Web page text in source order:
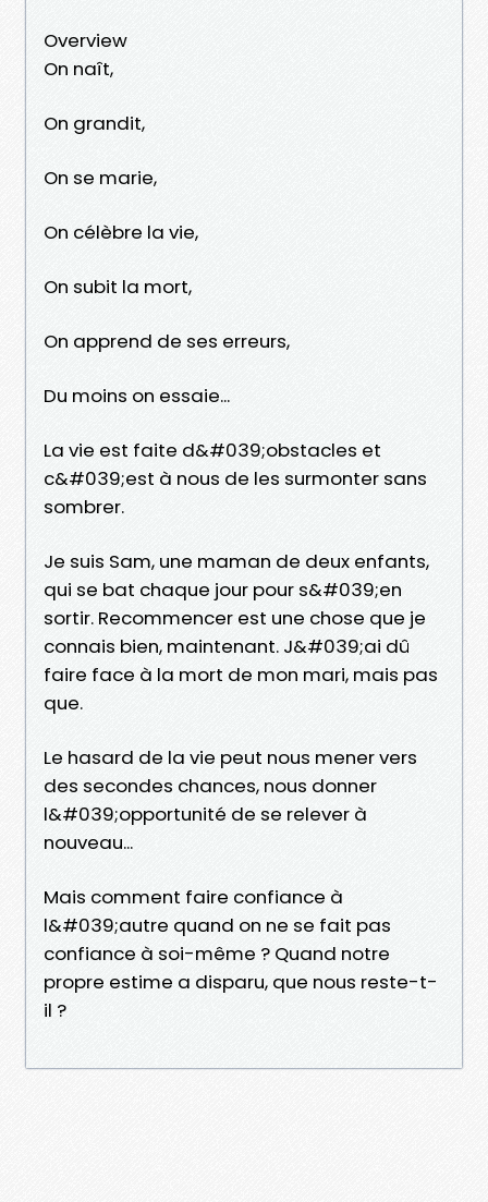
Overview
On naît,
On grandit,
On se marie,
On célèbre la vie,
On subit la mort,
On apprend de ses erreurs,
Du moins on essaie...
La vie est faite d&#039;obstacles et
c&#039;est à nous de les surmonter sans
sombrer.
Je suis Sam, une maman de deux enfants,
qui se bat chaque jour pour s&#039;en
sortir. Recommencer est une chose que je
connais bien, maintenant. J&#039;ai dû
faire face à la mort de mon mari, mais pas
que.
Le hasard de la vie peut nous mener vers
des secondes chances, nous donner
l&#039;opportunité de se relever à
nouveau...
Mais comment faire confiance à
l&#039;autre quand on ne se fait pas
confiance à soi-même ? Quand notre
propre estime a disparu, que nous reste-t-
il ?